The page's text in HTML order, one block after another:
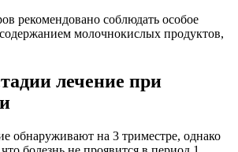
рекомендовано соблюдать особое
молочнокислых продуктов,
лечение при
обнаруживают на 3 триместре, однако